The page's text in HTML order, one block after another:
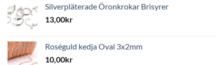
Silverpläterade Öronkrokar Brisyrer
13,00kr
Roséguld kedja Oval 3x2mm
10,00kr